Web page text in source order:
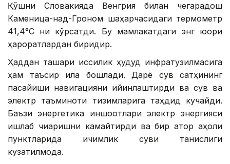
Қўшни Словакияда Венгрия билан чегарадош
Каменица-над-Гроном шаҳарчасидаги термометр
41,4°С ни кўрсатди. Бу мамлакатдаги энг юқори
ҳароратлардан биридир.
Ҳаддан ташқари иссиқлик ҳудуд инфратузилмасига
ҳам таъсир қила бошлади. Дарё сув сатҳининг
пасайиши навигацияни қийинлаштирди ва сув ва
электр таъминоти тизимларига таҳдид кучайди.
Баъзи энергетика иншоотлари электр энергияси
ишлаб чиқаришни камайтирди ва бир қатор аҳоли
пунктларида ичимлик суви танқислиги
кузатилмоқда.